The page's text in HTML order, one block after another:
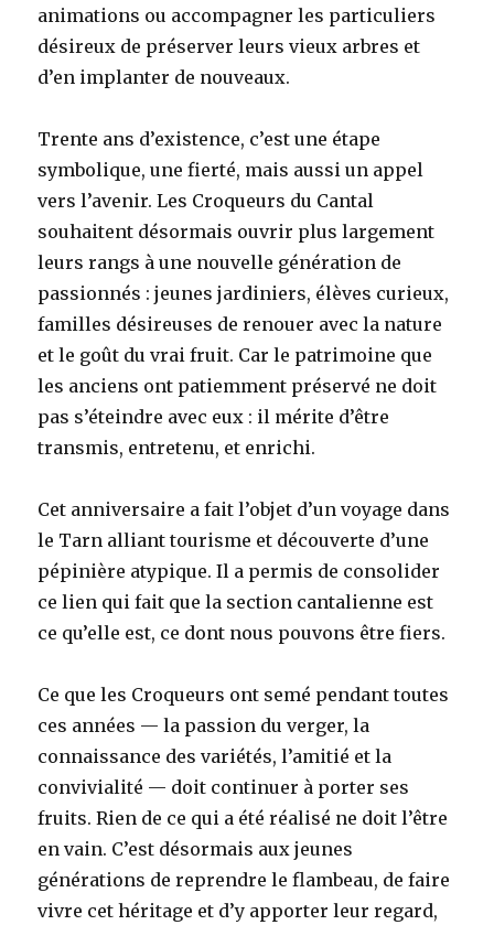
animations ou accompagner les particuliers
désireux de préserver leurs vieux arbres et
d’en implanter de nouveaux.
Trente ans d’existence, c’est une étape
symbolique, une fierté, mais aussi un appel
vers l’avenir. Les Croqueurs du Cantal
souhaitent désormais ouvrir plus largement
leurs rangs à une nouvelle génération de
passionnés : jeunes jardiniers, élèves curieux,
familles désireuses de renouer avec la nature
et le goût du vrai fruit. Car le patrimoine que
les anciens ont patiemment préservé ne doit
pas s’éteindre avec eux : il mérite d’être
transmis, entretenu, et enrichi.
Cet anniversaire a fait l’objet d’un voyage dans
le Tarn alliant tourisme et découverte d’une
pépinière atypique. Il a permis de consolider
ce lien qui fait que la section cantalienne est
ce qu’elle est, ce dont nous pouvons être fiers.
Ce que les Croqueurs ont semé pendant toutes
ces années — la passion du verger, la
connaissance des variétés, l’amitié et la
convivialité — doit continuer à porter ses
fruits. Rien de ce qui a été réalisé ne doit l’être
en vain. C’est désormais aux jeunes
générations de reprendre le flambeau, de faire
vivre cet héritage et d’y apporter leur regard,